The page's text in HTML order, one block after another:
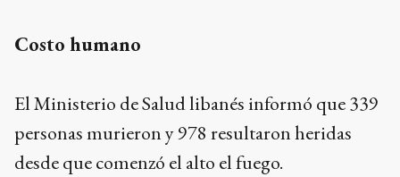
Costo humano
El Ministerio de Salud libanés informó que 339
personas murieron y 978 resultaron heridas
desde que comenzó el alto el fuego.